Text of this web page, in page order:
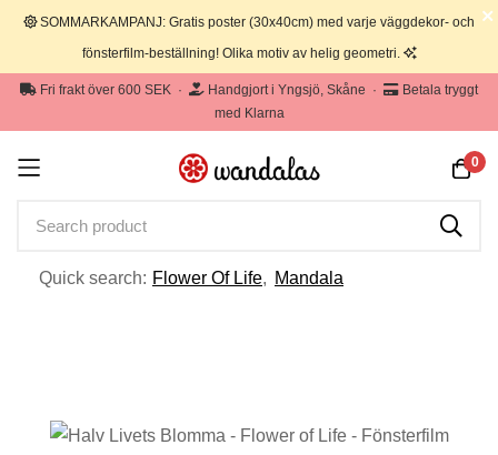
SOMMARKAMPANJ: Gratis poster (30x40cm) med varje väggdekor- och
fönsterfilm-beställning! Olika motiv av helig geometri.
Fri frakt över 600 SEK · Handgjort i Yngsjö, Skåne ·
Betala tryggt
med Klarna
Quick search: Flower Of Life, Mandala
0
Hoppa